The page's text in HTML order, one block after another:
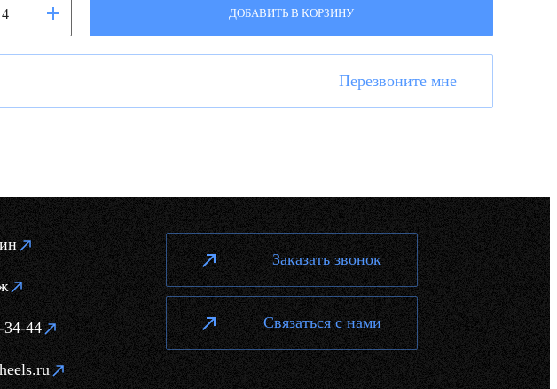
ДОБАВИТЬ В КОРЗИНУ
Перезвоните мне
34-44
Заказать звонок
Связаться с нами